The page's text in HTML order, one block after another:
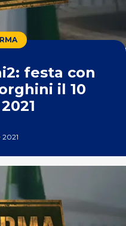
festa con
il 10